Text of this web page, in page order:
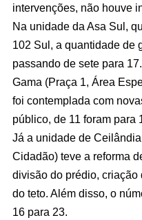
intervenções, não houve
Na unidade da Asa Sul,
102 Sul, a quantidade de
passando de sete para
Gama (Praça 1, Área
foi contemplada com
público, de 11 foram para
Já a unidade de
Cidadão) teve a reforma
divisão do prédio, criação
do teto. Além disso, o
16 para 23.